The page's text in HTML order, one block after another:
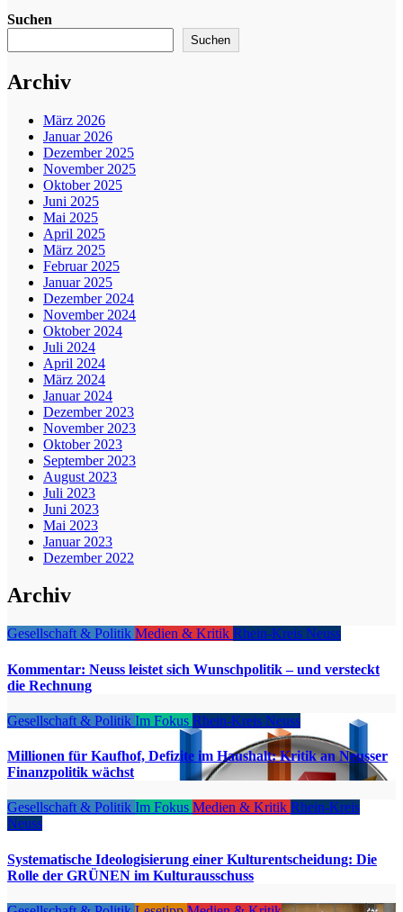
Suchen
Suchen
Archiv
März 2026
Januar 2026
Dezember 2025
November 2025
Oktober 2025
Juni 2025
Mai 2025
April 2025
März 2025
Februar 2025
Januar 2025
Dezember 2024
November 2024
Oktober 2024
Juli 2024
April 2024
März 2024
Januar 2024
Dezember 2023
November 2023
Oktober 2023
September 2023
August 2023
Juli 2023
Juni 2023
Mai 2023
Januar 2023
Dezember 2022
Archiv
Gesellschaft & Politik Medien & Kritik Rhein-Kreis Neuss
Kommentar: Neuss leistet sich Wunschpolitik – und versteckt
die Rechnung
Gesellschaft & Politik Im Fokus Rhein-Kreis Neuss
Millionen für Kaufhof, Defizite im Haushalt: Kritik an Neusser
Finanzpolitik wächst
Gesellschaft & Politik Im Fokus Medien & Kritik Rhein-Kreis
Neuss
Systematische Ideologisierung einer Kulturentscheidung: Die
Rolle der GRÜNEN im Kulturausschuss